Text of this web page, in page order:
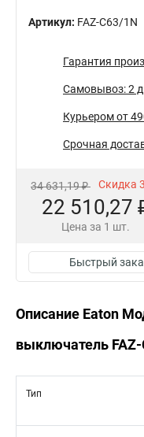
Артикул: FAZ-C63/1N
Гарантия
Самовывоз: 2
Курьером от
Срочная
34 631,19 ₽ Скидка
22 510,27
Цена за 1 шт.
Быстрый
Описание Eaton
выключатель
Тип